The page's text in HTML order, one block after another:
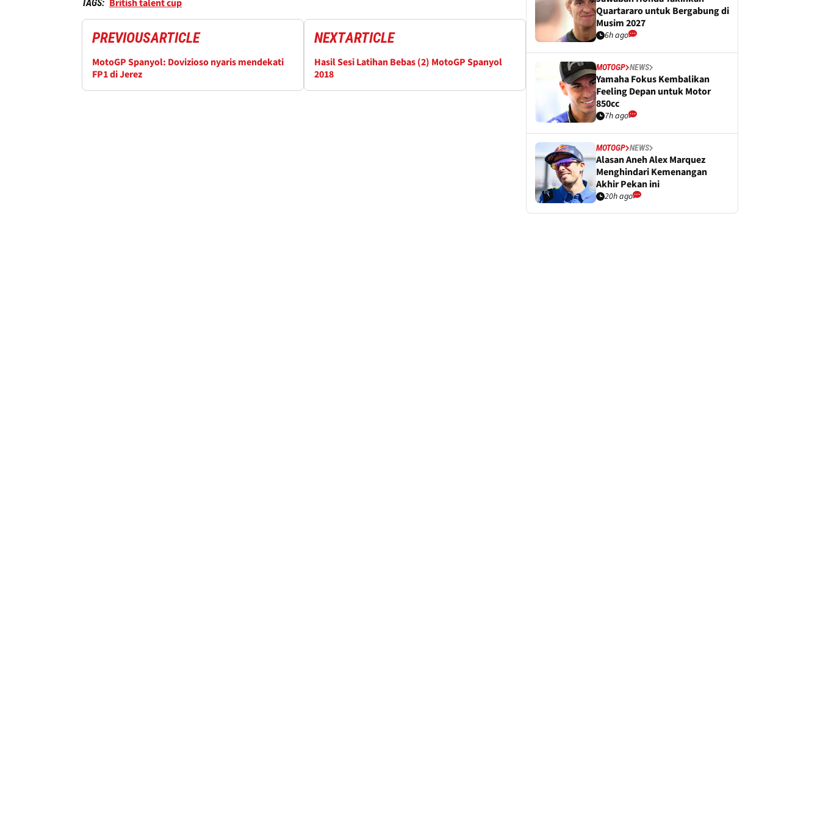
TAGS: British talent cup
PREVIOUSARTICLE
MotoGP Spanyol: Dovizioso nyaris mendekati
FP1 di Jerez
NEXTARTICLE
Hasil Sesi Latihan Bebas (2) MotoGP Spanyol
2018
Quartararo untuk Bergabung di
Musim 2027
6h ago
MOTOGP NEWS
Yamaha Fokus Kembalikan
Feeling Depan untuk Motor
850cc
7h ago
MOTOGP NEWS
Alasan Aneh Alex Marquez
Menghindari Kemenangan
Akhir Pekan ini
20h ago